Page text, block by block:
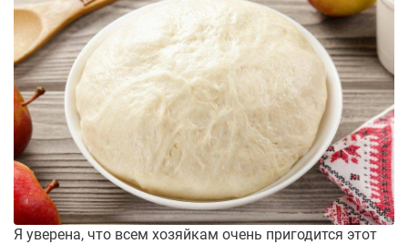
Я уверена, что всем хозяйкам очень пригодится этот